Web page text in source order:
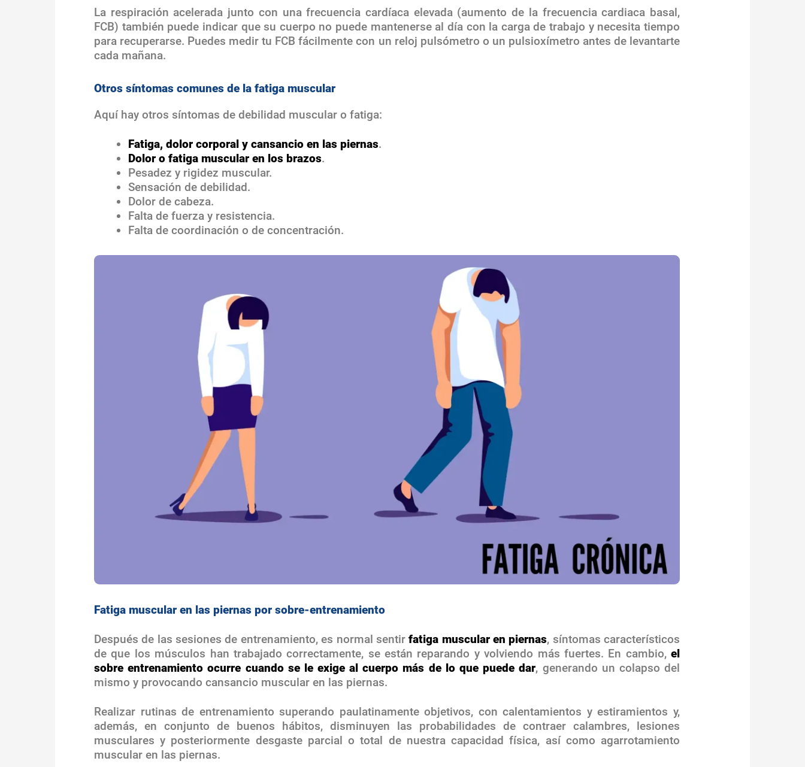
La respiración acelerada junto con una frecuencia cardíaca elevada (aumento de la frecuencia cardiaca basal,
FCB) también puede indicar que su cuerpo no puede mantenerse al día con la carga de trabajo y necesita tiempo
para recuperarse. Puedes medir tu FCB fácilmente con un reloj pulsómetro o un pulsioxímetro antes de levantarte
cada mañana.
Otros síntomas comunes de la fatiga muscular
Aquí hay otros síntomas de debilidad muscular o fatiga:
Fatiga, dolor corporal y cansancio en las piernas.
Dolor o fatiga muscular en los brazos.
Pesadez y rigidez muscular.
Sensación de debilidad.
Dolor de cabeza.
Falta de fuerza y resistencia.
Falta de coordinación o de concentración.
Fatiga muscular en las piernas por sobre-entrenamiento
Después de las sesiones de entrenamiento, es normal sentirfatiga muscular en piernas, síntomas característicos
de que los músculos han trabajado correctamente, se están reparando y volviendo más fuertes. En cambio, el
sobre entrenamiento ocurre cuando se le exige al cuerpo más de lo que puede dar, generando un colapso del
mismo y provocando cansancio muscular en las piernas.
Realizar rutinas de entrenamiento superando paulatinamente objetivos, con calentamientos y estiramientos y,
además, en conjunto de buenos hábitos, disminuyen las probabilidades de contraer calambres, lesiones
musculares y posteriormente desgaste parcial o total de nuestra capacidad física, así como agarrotamiento
muscular en las piernas.